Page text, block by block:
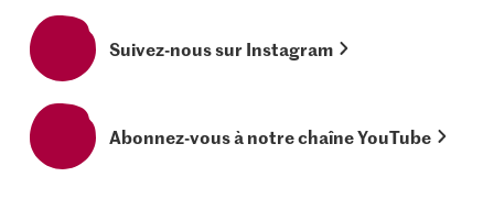
Suivez-nous sur Instagram
Abonnez-vous à notre chaîne YouTube